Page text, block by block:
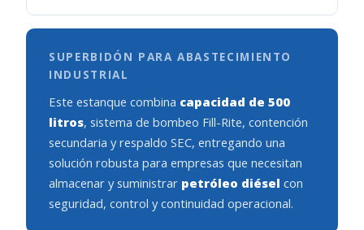
SUPERBIDÓN PARA ABASTECIMIENTO
INDUSTRIAL
Este estanque combina capacidad de 500
litros, sistema de bombeo Fill-Rite, contención
secundaria y respaldo SEC, entregando una
solución robusta para empresas que necesitan
almacenar y suministrar petróleo diésel con
seguridad, control y continuidad operacional.